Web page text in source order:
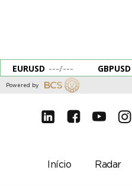
EURUSD ---/--- GBPUSD
Powered by
d e g c
Início Radar